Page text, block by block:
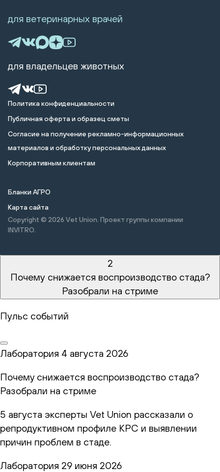
Политика конфиденциальности
Публичная оферта и образец сметы
Cогласие на получение рекламно-информационных
материалов и обработку персональных данных
Корпоративным клиентам
Бланки АГРО
Карта сайта
Copyright © 2026 Vet Union. Проект группы компании
INVITRO.
для ветеринарных врачей
для владельцев животных
2
Почему снижается воспроизводство стада?
Разобрали на стриме
Пульс событий
Лаборатория 4 августа 2026
Почему снижается воспроизводство стада?
Разобрали на стриме
5 августа эксперты Vet Union рассказали о
репродуктивном профиле КРС и выявлении
причин проблем в стаде.
Лаборатория 29 июня 2026